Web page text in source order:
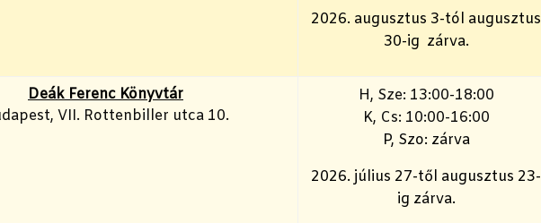
2026. augusztus 3-tól augusztus
30-ig zárva.
Deák Ferenc Könyvtár
VII. Rottenbiller utca 10.
H, Sze: 13:00-18:00
K, Cs: 10:00-16:00
P, Szo: zárva
2026. július 27-től augusztus 23-
ig zárva.